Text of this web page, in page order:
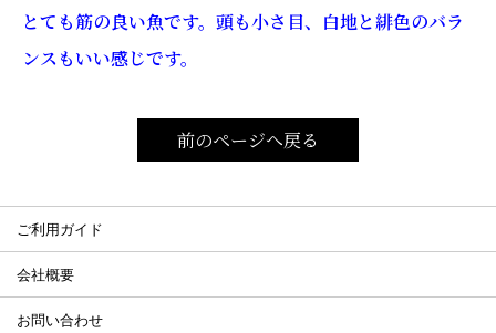
とても筋の良い魚です。頭も小さ目、白地と緋色のバラ
ンスもいい感じです。
前のページへ戻る
ご利用ガイド
会社概要
お問い合わせ